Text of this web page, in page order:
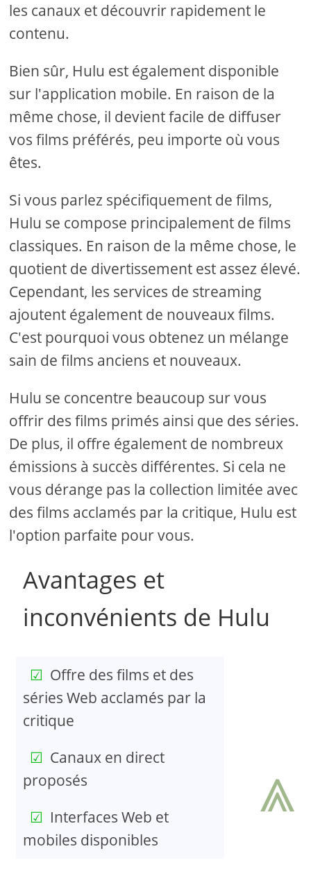
les canaux et découvrir rapidement le
contenu.
Bien sûr, Hulu est également disponible
sur l'application mobile. En raison de la
même chose, il devient facile de diffuser
vos films préférés, peu importe où vous
êtes.
Si vous parlez spécifiquement de films,
Hulu se compose principalement de films
classiques. En raison de la même chose, le
quotient de divertissement est assez élevé.
Cependant, les services de streaming
ajoutent également de nouveaux films.
C'est pourquoi vous obtenez un mélange
sain de films anciens et nouveaux.
Hulu se concentre beaucoup sur vous
offrir des films primés ainsi que des séries.
De plus, il offre également de nombreux
émissions à succès différentes. Si cela ne
vous dérange pas la collection limitée avec
des films acclamés par la critique, Hulu est
l'option parfaite pour vous.
Avantages et
inconvénients de Hulu
Offre des films et des
séries Web acclamés par la
critique
Canaux en direct
proposés
Interfaces Web et
mobiles disponibles
⩓